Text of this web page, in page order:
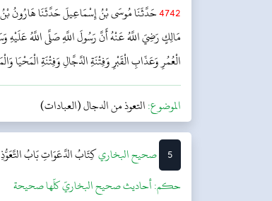
4742حَدَّثَنَا مُوسَى بْنُ إِسْمَاعِيلَ حَدَّثَنَا هَارُونُ
مَالِكٍ رَضِيَ اللَّهُ عَنْهُ أَنَّ رَسُولَ اللَّهِ صَلَّى اللَّهُ
الْعُمُرِ وَعَذَابِ الْقَبْرِ وَفِتْنَةِ الدَّجَّالِ وَفِتْنَةِ الْمَحْيَا
الموضوع:التعوذ من الدجال (العبادات)
5 ‌‌صحيح البخاريكِتَابُ الدَّعَوَاتِبَابُ
حکم:أحاديث صحيح البخاريّ كلّها صحيحة